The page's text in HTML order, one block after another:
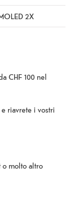
2X
CHF 100 nel
riavrete i vostri
o molto altro